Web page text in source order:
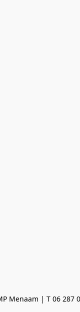
Menaam | T 06 287